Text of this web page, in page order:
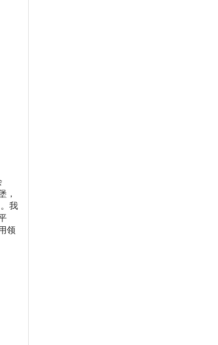
，
我
领